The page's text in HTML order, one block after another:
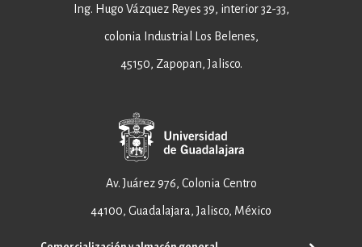
Ing. Hugo Vázquez Reyes 39, interior 32-33,
colonia Industrial Los Belenes,
45150, Zapopan, Jalisco.
Av. Juárez 976, Colonia Centro
44100, Guadalajara, Jalisco, México